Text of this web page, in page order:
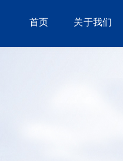
首页 关于我们